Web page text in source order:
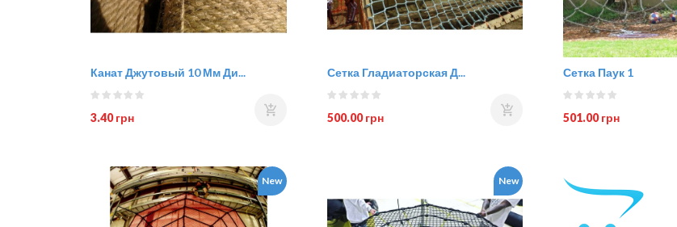
Канат Джутовый 10 Мм Ди...
3.40 грн
Сетка Гладиаторская Д...
500.00 грн
Сетка Паук 1
501.00 грн
New New